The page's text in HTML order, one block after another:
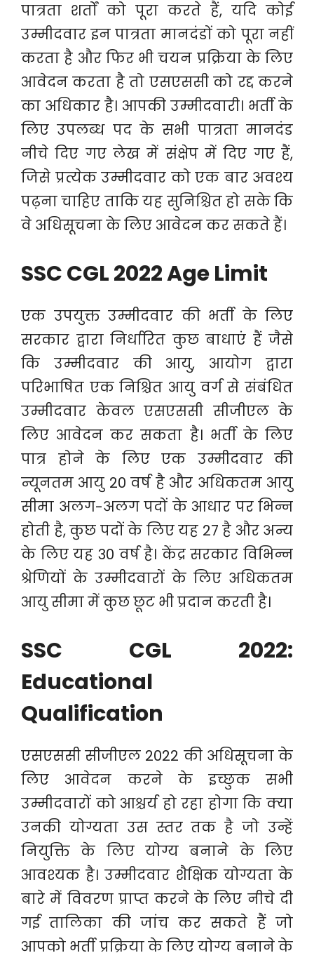
पात्रता शर्तों को पूरा करते हैं, यदि कोई
उम्मीदवार इन पात्रता मानदंडों को पूरा नहीं
करता है और फिर भी चयन प्रक्रिया के लिए
आवेदन करता है तो एसएससी को रद्द करने
का अधिकार है। आपकी उम्मीदवारी। भर्ती के
लिए उपलब्ध पद के सभी पात्रता मानदंड
नीचे दिए गए लेख में संक्षेप में दिए गए हैं,
जिसे प्रत्येक उम्मीदवार को एक बार अवश्य
पढ़ना चाहिए ताकि यह सुनिश्चित हो सके कि
वे अधिसूचना के लिए आवेदन कर सकते हैं।
SSC CGL 2022 Age Limit
एक उपयुक्त उम्मीदवार की भर्ती के लिए
सरकार द्वारा निर्धारित कुछ बाधाएं हैं जैसे
कि उम्मीदवार की आयु, आयोग द्वारा
परिभाषित एक निश्चित आयु वर्ग से संबंधित
उम्मीदवार केवल एसएससी सीजीएल के
लिए आवेदन कर सकता है। भर्ती के लिए
पात्र होने के लिए एक उम्मीदवार की
न्यूनतम आयु 20 वर्ष है और अधिकतम आयु
सीमा अलग-अलग पदों के आधार पर भिन्न
होती है, कुछ पदों के लिए यह 27 है और अन्य
के लिए यह 30 वर्ष है। केंद्र सरकार विभिन्न
श्रेणियों के उम्मीदवारों के लिए अधिकतम
आयु सीमा में कुछ छूट भी प्रदान करती है।
SSC CGL 2022:
Educational
Qualification
एसएससी सीजीएल 2022 की अधिसूचना के
लिए आवेदन करने के इच्छुक सभी
उम्मीदवारों को आश्चर्य हो रहा होगा कि क्या
उनकी योग्यता उस स्तर तक है जो उन्हें
नियुक्ति के लिए योग्य बनाने के लिए
आवश्यक है। उम्मीदवार शैक्षिक योग्यता के
बारे में विवरण प्राप्त करने के लिए नीचे दी
गई तालिका की जांच कर सकते हैं जो
आपको भर्ती प्रक्रिया के लिए योग्य बनाने के